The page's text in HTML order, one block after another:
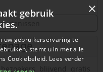
blijvend gratis
×
gebruik
uw gebruikerservaring te
stemt u in met alle
Cookiebeleid. Lees verder